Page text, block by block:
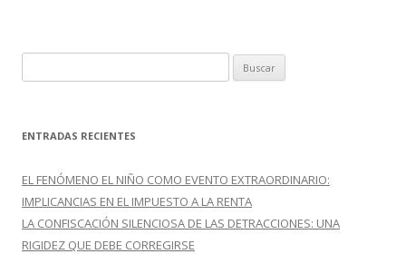
u
c
r
:
ENTRADAS RECIENTES
EL FENÓMENO EL NIÑO COMO EVENTO EXTRAORDINARIO:
IMPLICANCIAS EN EL IMPUESTO A LA RENTA
LA CONFISCACIÓN SILENCIOSA DE LAS DETRACCIONES: UNA
RIGIDEZ QUE DEBE CORREGIRSE